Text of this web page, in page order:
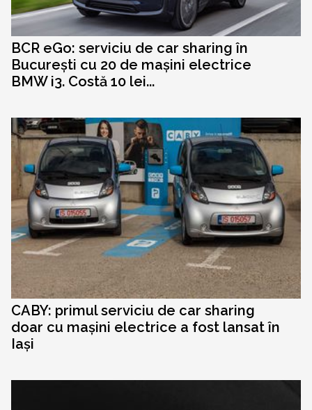
BCR eGo: serviciu de car sharing în
București cu 20 de mașini electrice
BMW i3. Costă 10 lei...
CABY: primul serviciu de car sharing
doar cu mașini electrice a fost lansat în
Iași